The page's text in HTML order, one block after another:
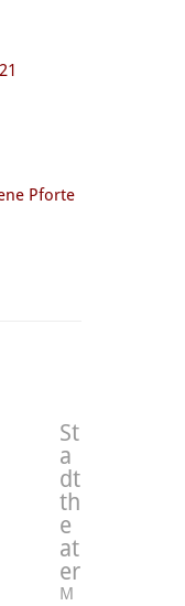
Pforte
St
a
dt
th
e
at
er
M